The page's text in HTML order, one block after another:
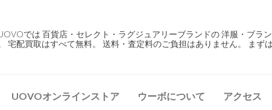
では 百貨店・セレクト・ラグジュアリーブランドの 洋服・ブラ
配買取はすべて無料。 送料・査定料のご負担はありません。 まず
UOVOオンラインストア ウーボについて アクセス